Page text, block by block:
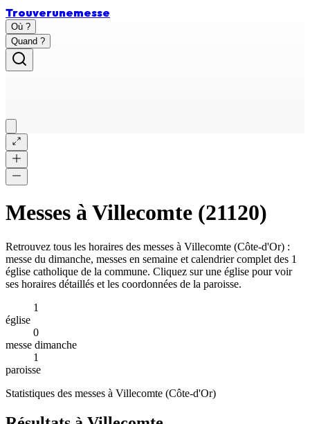
Trouverunemesse
Où ?
Quand ?
Messes àVillecomte (21120)
Retrouvez tous les horaires des messes à Villecomte (Côte-d'Or) :
messe du dimanche, messes en semaine et calendrier complet des 1
église catholique de la commune. Cliquez sur une église pour voir
ses horaires détaillés et les coordonnées de la paroisse.
1
église
0
messe dimanche
1
paroisse
Statistiques des messes à Villecomte (Côte-d'Or)